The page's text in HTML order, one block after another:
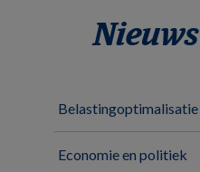
Nieuws
Belastingoptimalisatie
Economie en politiek